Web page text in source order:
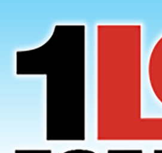
Uczniowie